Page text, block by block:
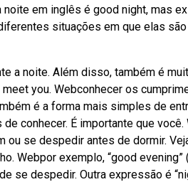
em inglês é good night, mas
situações em que elas são
a noite. Além disso, também é
you. Webconhecer os
é a forma mais simples de
conhecer. É importante que você.
ou se despedir antes de dormir.
Webpor exemplo, “good evening”
se despedir. Outra expressão é